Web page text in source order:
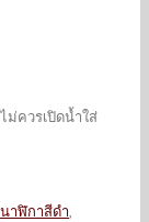
ม่ควรเปิดน้ำใส่
นาฬิกาสีดำ,